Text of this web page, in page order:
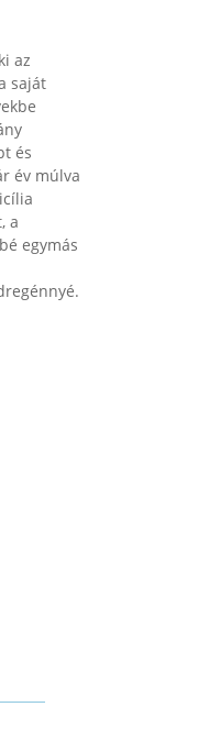
az
saját
és
év múlva
a
egymás